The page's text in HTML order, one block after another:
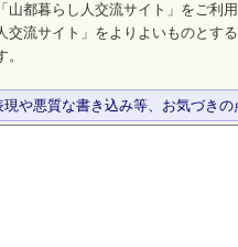
山都暮らし人交流サイト」をご利
交流サイト」をよりよいものとす
や悪質な書き込み等、お気づきの